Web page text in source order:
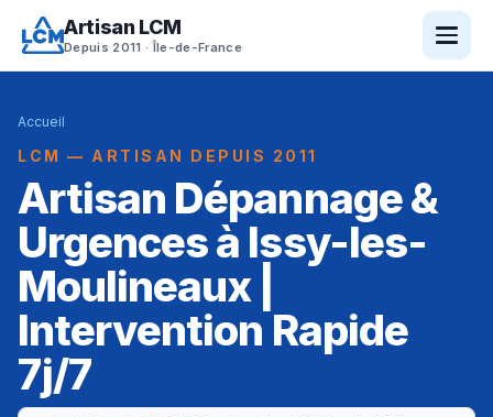
Artisan LCM
Depuis 2011 · Île-de-France
Accueil
LCM — ARTISAN DEPUIS 2011
Artisan Dépannage &
Urgences à Issy-les-
Moulineaux |
Intervention Rapide
7j/7